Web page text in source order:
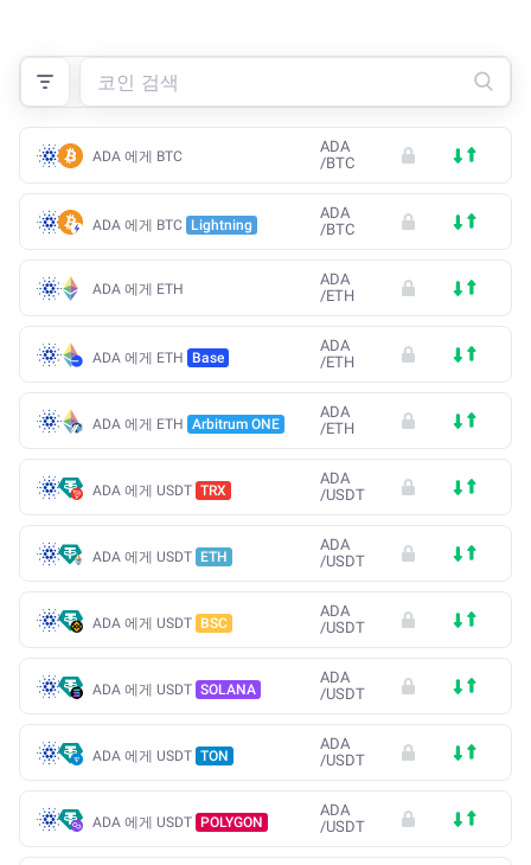
ADA 에게 BTC
ADA
/BTC
ADA 에게 BTC Lightning
ADA
/BTC
ADA 에게 ETH
ADA
/ETH
ADA 에게 ETH Base
ADA
/ETH
ADA 에게 ETH Arbitrum ONE
ADA
/ETH
ADA 에게 USDT TRX
ADA
/USDT
ADA 에게 USDT ETH
ADA
/USDT
ADA 에게 USDT BSC
ADA
/USDT
ADA 에게 USDT SOLANA
ADA
/USDT
ADA 에게 USDT TON
ADA
/USDT
ADA 에게 USDT POLYGON
ADA
/USDT